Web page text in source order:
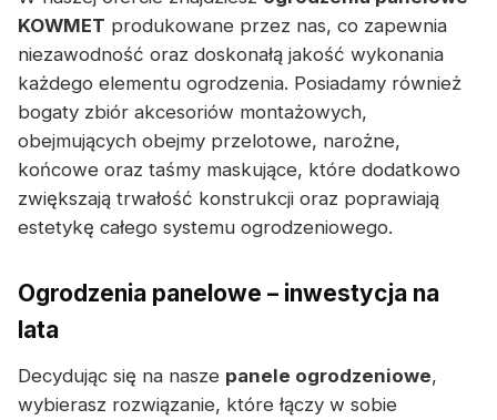
KOWMET produkowane przez nas, co zapewnia
niezawodność oraz doskonałą jakość wykonania
każdego elementu ogrodzenia. Posiadamy również
bogaty zbiór akcesoriów montażowych,
obejmujących obejmy przelotowe, narożne,
końcowe oraz taśmy maskujące, które dodatkowo
zwiększają trwałość konstrukcji oraz poprawiają
estetykę całego systemu ogrodzeniowego.
Ogrodzenia panelowe – inwestycja na
lata
Decydując się na nasze panele ogrodzeniowe,
wybierasz rozwiązanie, które łączy w sobie